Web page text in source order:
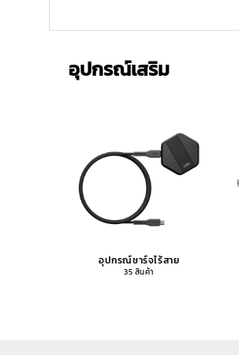
อุปกรณ์เสริม
อุปกรณ์ชาร์จไร้สาย
35 สินค้า